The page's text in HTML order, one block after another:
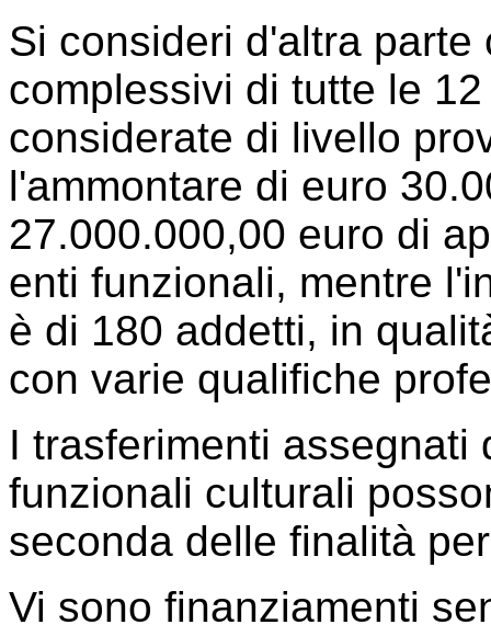
Si consideri d'altra
complessivi di tutte le
considerate di livello
l'ammontare di euro
27.000.000,00 euro di
enti funzionali, mentre
è di 180 addetti, in
con varie qualifiche
I trasferimenti
funzionali culturali
seconda delle finalità
Vi sono finanziamenti